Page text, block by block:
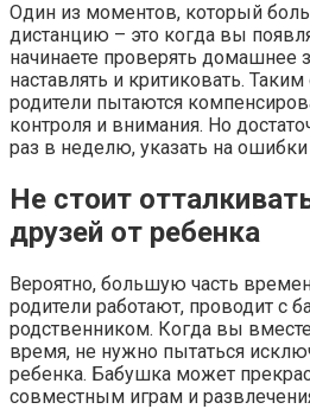
Один из моментов, который
дистанцию – это когда вы
начинаете проверять домашнее
наставлять и критиковать.
родители пытаются
контроля и внимания. Но
раз в неделю, указать на ошибки
Не стоит
друзей от ребенка
Вероятно, большую часть
родители работают, проводит с
родственником. Когда вы
время, не нужно пытаться
ребенка. Бабушка может
совместным играм и